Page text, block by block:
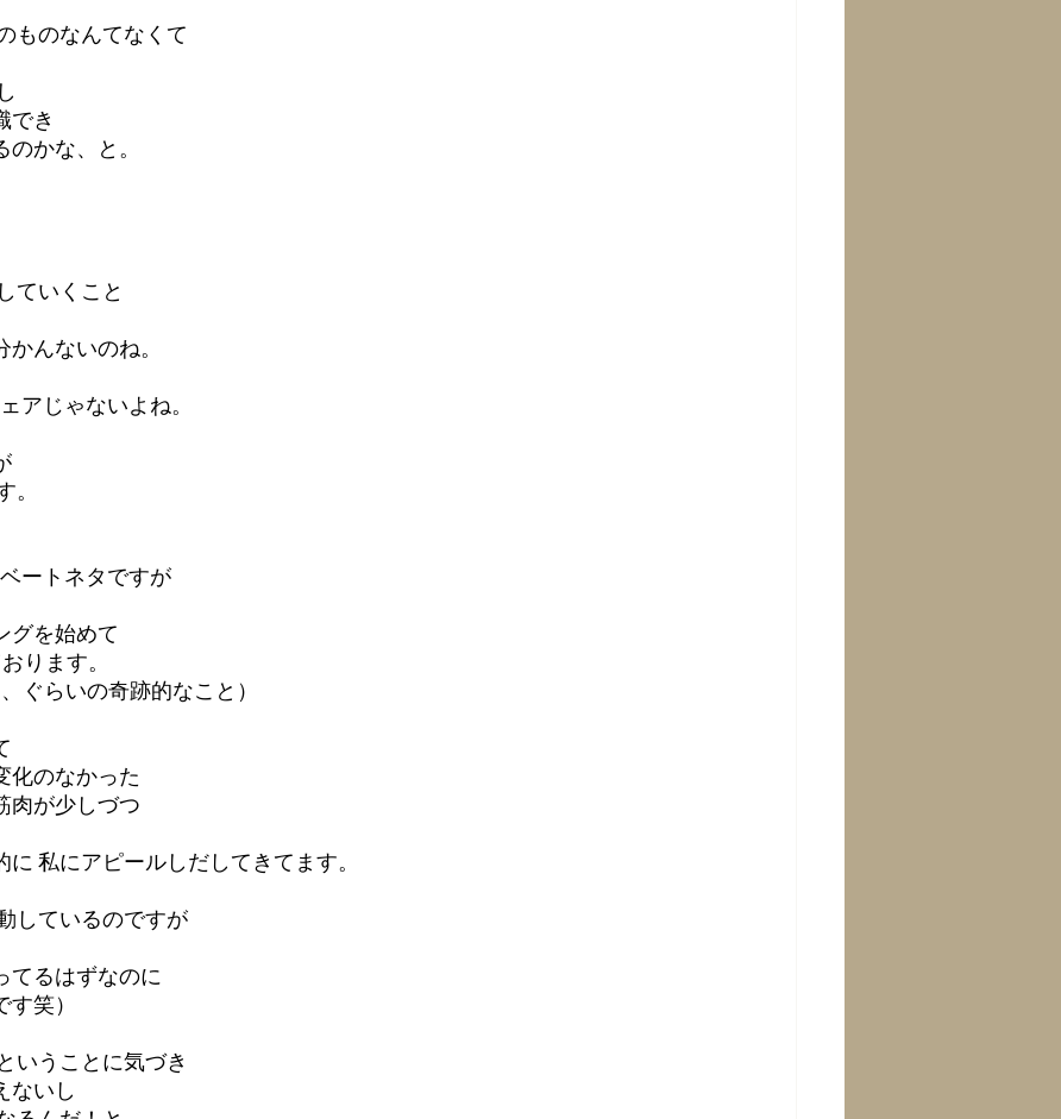
ものなんてなくて
でき
のかな、と。
ていくこと
んないのね。
アじゃないよね。
。
ベートネタですが
グを始めて
ります。
ぐらいの奇跡的なこと）
化のなかった
肉が少しづつ
私にアピールしだしてきてます。
しているのですが
てるはずなのに
笑）
いうことに気づき
ないし